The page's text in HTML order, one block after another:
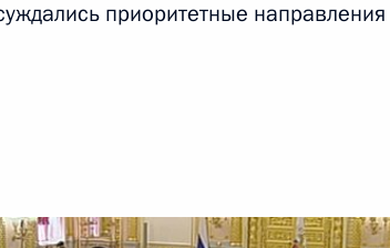
приоритетные направления